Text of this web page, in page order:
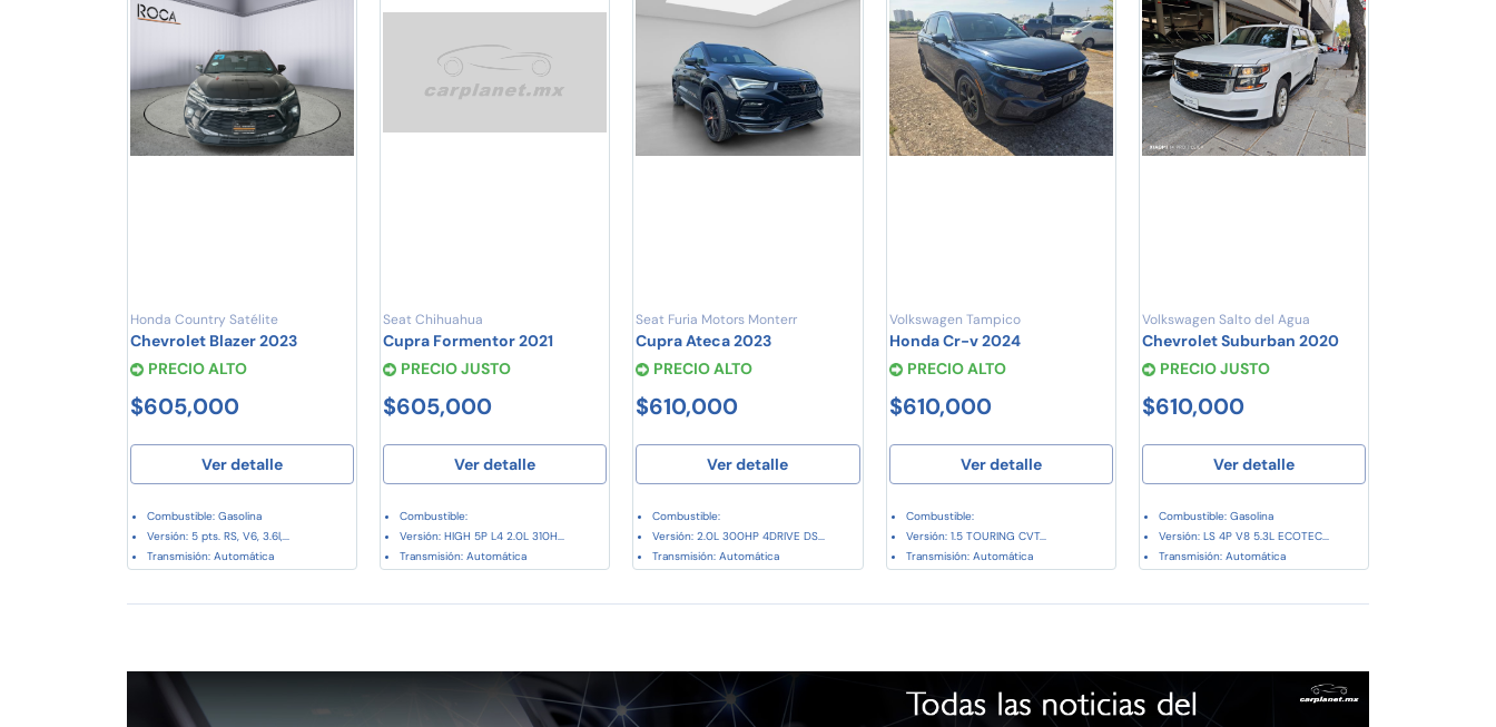
Honda Country Satélite
Chevrolet Blazer 2023
PRECIO ALTO
$605,000
Ver detalle
Combustible: Gasolina
Versión: 5 pts. RS, V6, 3.6l,...
Transmisión: Automática
Seat Chihuahua
Cupra Formentor 2021
PRECIO JUSTO
$605,000
Ver detalle
Combustible:
Versión: HIGH 5P L4 2.0L 310H...
Transmisión: Automática
Seat Furia Motors Monterr
Cupra Ateca 2023
PRECIO ALTO
$610,000
Ver detalle
Combustible:
Versión: 2.0L 300HP 4DRIVE DS...
Transmisión: Automática
Volkswagen Tampico
Honda Cr-v 2024
PRECIO ALTO
$610,000
Ver detalle
Combustible:
Versión: 1.5 TOURING CVT...
Transmisión: Automática
Volkswagen Salto del Agua
Chevrolet Suburban 2020
PRECIO JUSTO
$610,000
Ver detalle
Combustible: Gasolina
Versión: LS 4P V8 5.3L ECOTEC...
Transmisión: Automática